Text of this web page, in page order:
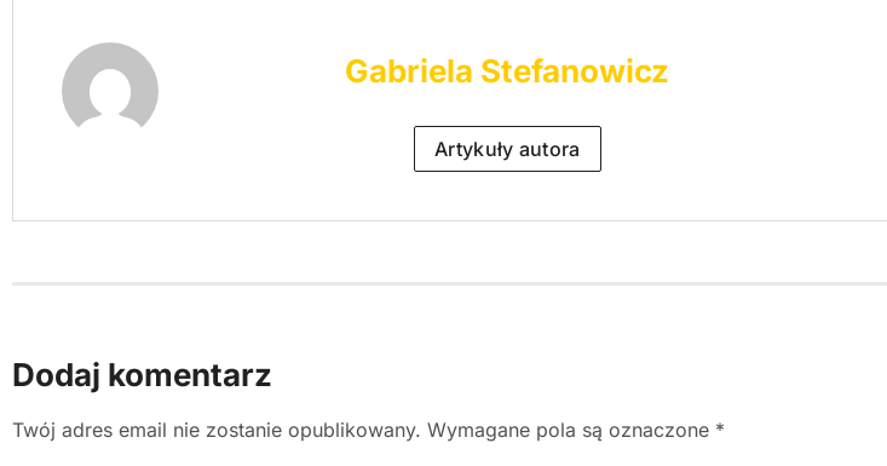
Gabriela Stefanowicz
Artykuły autora
Dodaj komentarz
Twój adres email nie zostanie opublikowany. Wymagane pola są oznaczone *